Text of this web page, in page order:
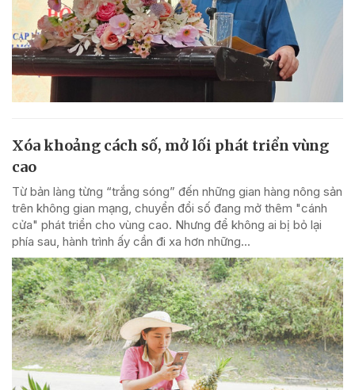
Xóa khoảng cách số, mở lối phát triển vùng
cao
Từ bản làng từng “trắng sóng” đến những gian hàng nông sản
trên không gian mạng, chuyển đổi số đang mở thêm "cánh
cửa" phát triển cho vùng cao. Nhưng để không ai bị bỏ lại
phía sau, hành trình ấy cần đi xa hơn những...